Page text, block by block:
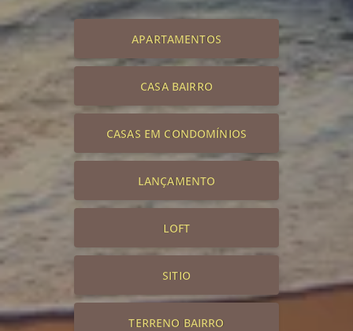
APARTAMENTOS
CASA BAIRRO
CASAS EM CONDOMÍNIOS
LANÇAMENTO
LOFT
SITIO
TERRENO BAIRRO